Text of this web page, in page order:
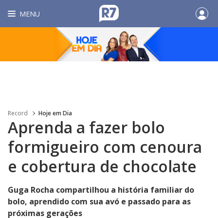
MENU
Record Hoje em Dia
Aprenda a fazer bolo
formigueiro com cenoura
e cobertura de chocolate
Guga Rocha compartilhou a história familiar do
bolo, aprendido com sua avó e passado para as
próximas gerações